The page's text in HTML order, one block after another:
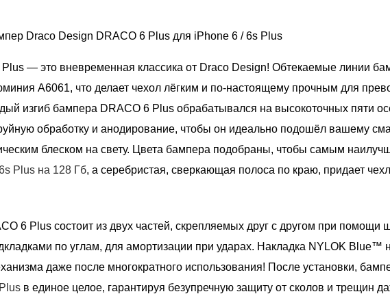
Draco Design DRACO 6 Plus для iPhone 6 / 6s Plus
— это вневременная классика от Draco Design! Обтекаемые линии
А6061, что делает чехол лёгким и по-настоящему прочным для
изгиб бампера DRACO 6 Plus обрабатывался на высокоточных пяти
обработку и анодирование, чтобы он идеально подошёл вашему
блеском на свету. Цвета бампера подобраны, чтобы самым
Plus на 128 Гб, а серебристая, сверкающая полоса по краю, придает
6 Plus состоит из двух частей, скрепляемых друг с другом при помощи
по углам, для амортизации при ударах. Накладка NYLOK Blue™
даже после многократного использования! После установки,
в единое целое, гарантируя безупречную защиту от сколов и трещин